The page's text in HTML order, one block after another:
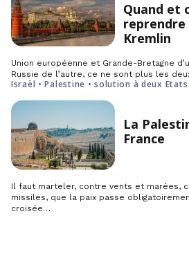
Quand et
reprendre
Kremlin
Union européenne et Grande-Bretagne
Russie de l’autre, ce ne sont plus les
Israël • Palestine • solution à deux États
La
France
Il faut marteler, contre vents et marées,
missiles, que la paix passe
croisée…